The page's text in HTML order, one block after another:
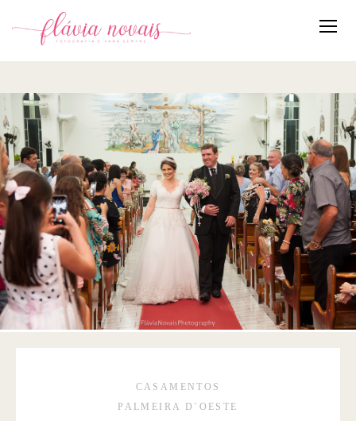
CASAMENTOS
PALMEIRA D`OESTE